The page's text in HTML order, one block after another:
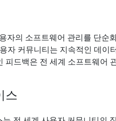
자의 소프트웨어 관리를 단
자 커뮤니티는 지속적인 데
피드백은 전 세계 소프트웨
스